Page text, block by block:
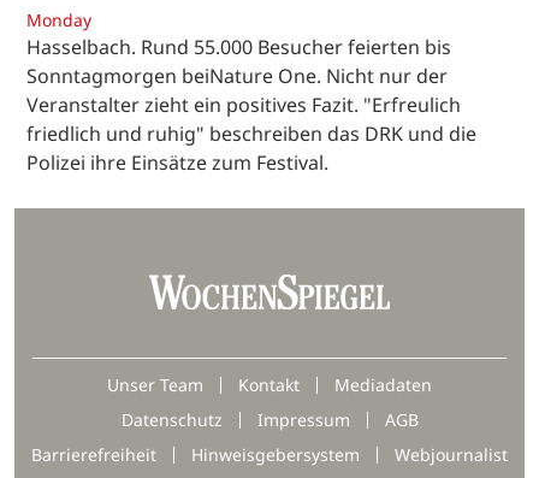
Monday
Hasselbach. Rund 55.000 Besucher feierten bis
Sonntagmorgen beiNature One. Nicht nur der
Veranstalter zieht ein positives Fazit. "Erfreulich
friedlich und ruhig" beschreiben das DRK und die
Polizei ihre Einsätze zum Festival.
Unser Team Kontakt
Mediadaten
Datenschutz
Impressum
AGB
Barrierefreiheit
Hinweisgebersystem Webjournalist